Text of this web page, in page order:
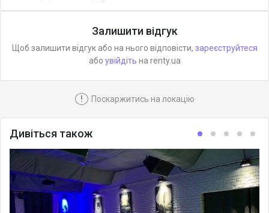
Залишити відгук
Щоб залишити відгук або на нього відповісти, зареєструйтеся
або увійдіть на renty.ua
! Поскаржитись на локацію
Дивіться також